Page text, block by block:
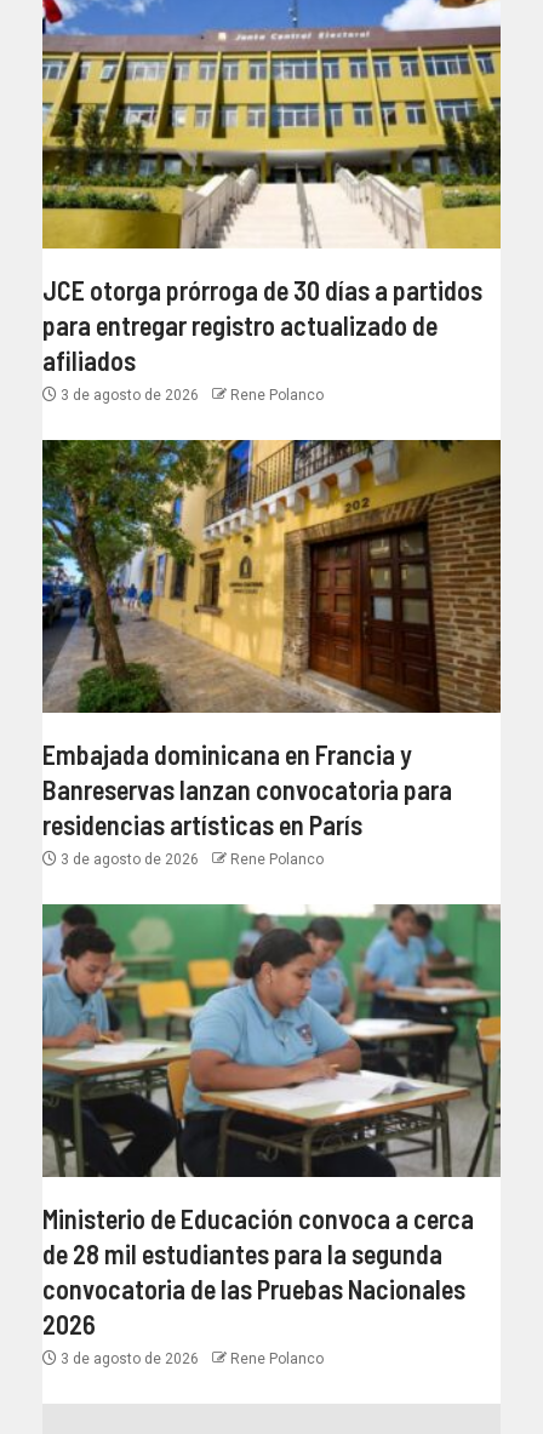
JCE otorga prórroga de 30 días a partidos
para entregar registro actualizado de
afiliados
3 de agosto de 2026 Rene Polanco
Embajada dominicana en Francia y
Banreservas lanzan convocatoria para
residencias artísticas en París
3 de agosto de 2026 Rene Polanco
Ministerio de Educación convoca a cerca
de 28 mil estudiantes para la segunda
convocatoria de las Pruebas Nacionales
2026
3 de agosto de 2026 Rene Polanco